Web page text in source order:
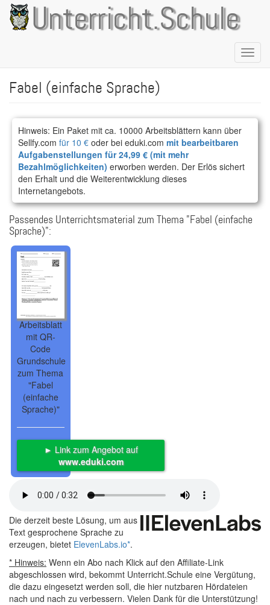
Direkt
zum
Inhalt
Unterricht.Schule
Fabel (einfache Sprache)
Hinweis: Ein Paket mit ca. 10000 Arbeitsblättern kann über
Sellfy.com für 10 € oder bei eduki.com mit bearbeitbaren
Aufgabenstellungen für 24,99 € (mit mehr
Bezahlmöglichkeiten) erworben werden. Der Erlös sichert
den Erhalt und die Weiterentwicklung dieses
Internetangebots.
Passendes Unterrichtsmaterial zum Thema "Fabel (einfache
Sprache)":
Arbeitsblatt
mit QR-
Code
Grundschule
zum Thema
"Fabel
(einfache
Sprache)"
► Link zum Angebot auf
www.eduki.com
Die derzeit beste Lösung, um aus
Text gesprochene Sprache zu
erzeugen, bietet ElevenLabs.io*.
* Hinweis: Wenn ein Abo nach Klick auf den Affiliate-Link
abgeschlossen wird, bekommt Unterricht.Schule eine Vergütung,
die dazu eingesetzt werden soll, die hier nutzbaren Hördateien
nach und nach zu verbessern. Vielen Dank für die Unterstützung!